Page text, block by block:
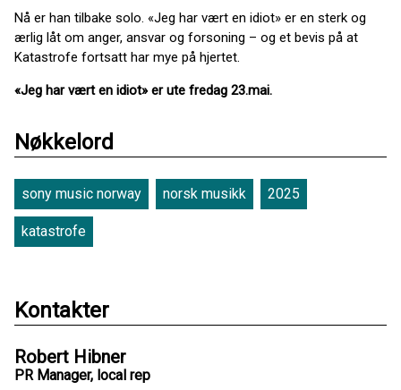
Nå er han tilbake solo. «Jeg har vært en idiot» er en sterk og
ærlig låt om anger, ansvar og forsoning – og et bevis på at
Katastrofe fortsatt har mye på hjertet.
«Jeg har vært en idiot» er ute fredag 23.mai.
Nøkkelord
sony music norway norsk musikk 2025
katastrofe
Kontakter
Robert Hibner
PR Manager, local rep